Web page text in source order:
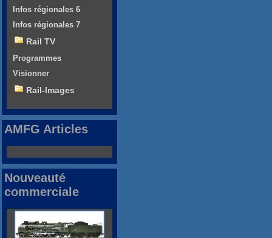
Infos régionales 6
Infos régionales 7
Rail TV
Programmes
Visionner
Rail-Images
AMFG Articles
Nouveauté
commerciale